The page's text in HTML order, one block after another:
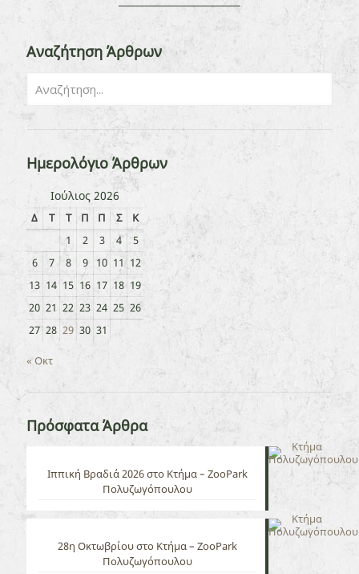
Αναζήτηση Άρθρων
Ημερολόγιο Άρθρων
Ιούλιος 2026
Δ Τ Τ Π Π Σ
Κ
1
2 3 4
5
6
7 8 9 10 11 12
13 14 15 16 17 18 19
20 21 22 23 24 25 26
27 28 29 30 31
« Οκτ
Πρόσφατα Άρθρα
Ιππική Βραδιά 2026 στο Κτήμα – ZooPark
Πολυζωγόπουλου
28η Οκτωβρίου στο Κτήμα – ZooPark
Πολυζωγόπουλου